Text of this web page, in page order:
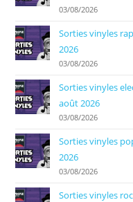
03/08/2026
Sorties vinyles
2026
03/08/2026
Sorties vinyles
août 2026
03/08/2026
Sorties vinyles
2026
03/08/2026
Sorties vinyles